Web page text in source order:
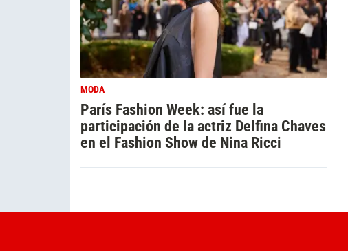
MODA
París Fashion Week: así fue la
participación de la actriz Delfina Chaves
en el Fashion Show de Nina Ricci